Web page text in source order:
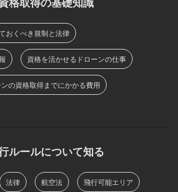
おくべき規制と法律
資格を活かせるドローンの仕事
の資格取得までにかかる費用
ルールについて知る
法律 航空法 飛行可能エリア